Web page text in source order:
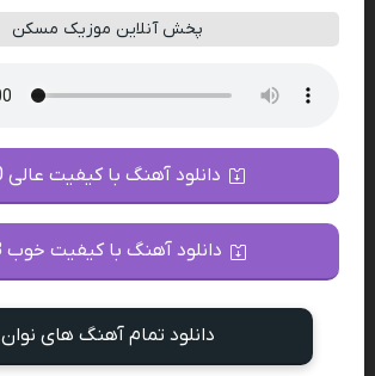
پخش آنلاین موزیک مسکن
دانلود آهنگ با کیفیت عالی 320
دانلود آهنگ با کیفیت خوب 128
دانلود تمام آهنگ های نوان